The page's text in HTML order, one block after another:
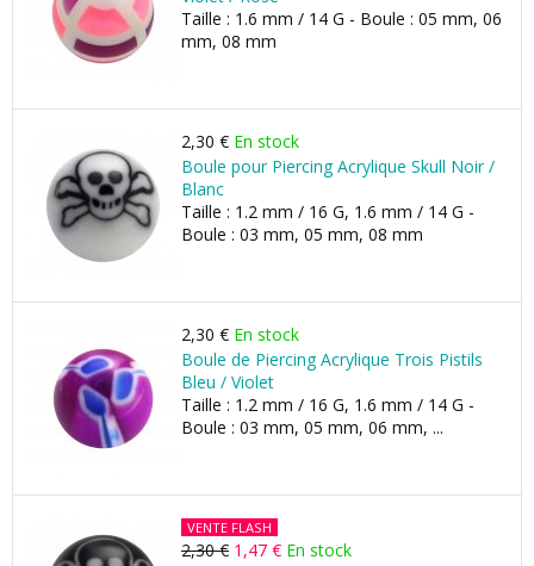
Taille : 1.6 mm / 14 G - Boule : 05 mm, 06
mm, 08 mm
2,30 € En stock
Boule pour Piercing Acrylique Skull Noir /
Blanc
Taille : 1.2 mm / 16 G, 1.6 mm / 14 G -
Boule : 03 mm, 05 mm, 08 mm
2,30 € En stock
Boule de Piercing Acrylique Trois Pistils
Bleu / Violet
Taille : 1.2 mm / 16 G, 1.6 mm / 14 G -
Boule : 03 mm, 05 mm, 06 mm, ...
VENTE FLASH
2,30 € 1,47 € En stock